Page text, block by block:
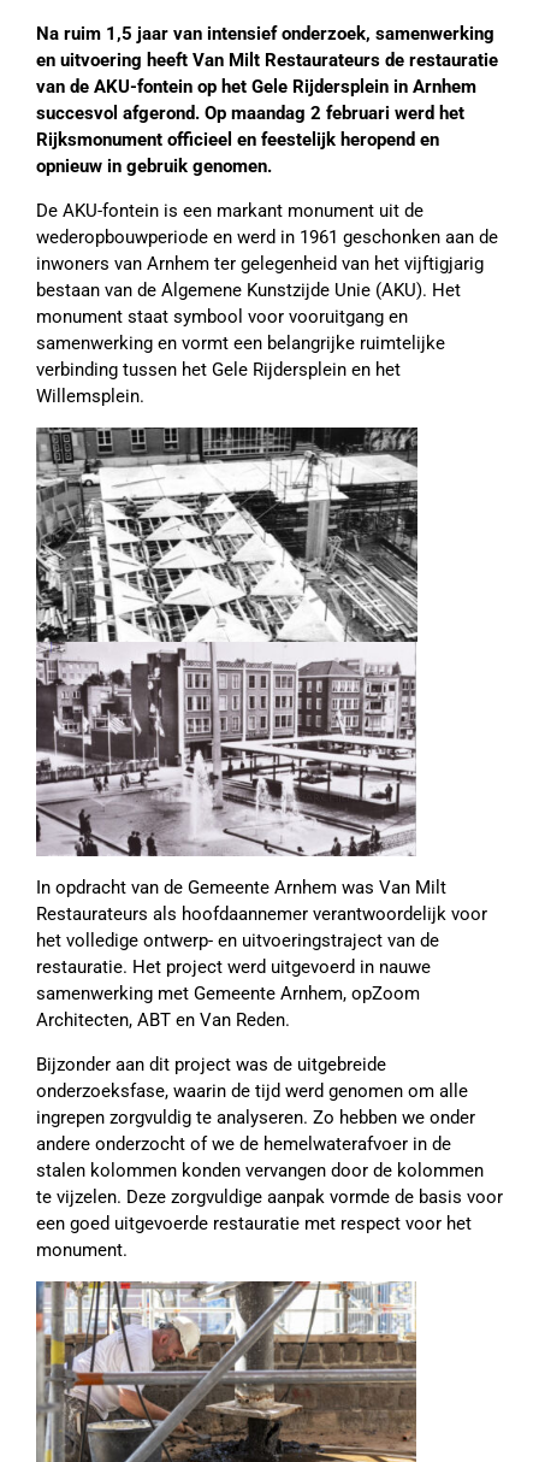
Na ruim 1,5 jaar van intensief onderzoek, samenwerking
en uitvoering heeft Van Milt Restaurateurs de restauratie
van de AKU-fontein op het Gele Rijdersplein in Arnhem
succesvol afgerond. Op maandag 2 februari werd het
Rijksmonument officieel en feestelijk heropend en
opnieuw in gebruik genomen.
De AKU-fontein is een markant monument uit de
wederopbouwperiode en werd in 1961 geschonken aan de
inwoners van Arnhem ter gelegenheid van het vijftigjarig
bestaan van de Algemene Kunstzijde Unie (AKU). Het
monument staat symbool voor vooruitgang en
samenwerking en vormt een belangrijke ruimtelijke
verbinding tussen het Gele Rijdersplein en het
Willemsplein.
In opdracht van de Gemeente Arnhem was Van Milt
Restaurateurs als hoofdaannemer verantwoordelijk voor
het volledige ontwerp- en uitvoeringstraject van de
restauratie. Het project werd uitgevoerd in nauwe
samenwerking met Gemeente Arnhem, opZoom
Architecten, ABT en Van Reden.
Bijzonder aan dit project was de uitgebreide
onderzoeksfase, waarin de tijd werd genomen om alle
ingrepen zorgvuldig te analyseren. Zo hebben we onder
andere onderzocht of we de hemelwaterafvoer in de
stalen kolommen konden vervangen door de kolommen
te vijzelen. Deze zorgvuldige aanpak vormde de basis voor
een goed uitgevoerde restauratie met respect voor het
monument.